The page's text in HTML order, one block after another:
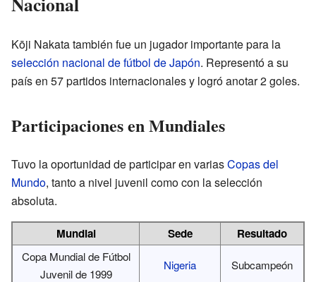
Kōji Nakata también fue un jugador importante para la
selección nacional de fútbol de Japón. Representó a su
país en 57 partidos internacionales y logró anotar 2 goles.
Participaciones en Mundiales
Tuvo la oportunidad de participar en variasCopas del
Mundo, tanto a nivel juvenil como con la selección
absoluta.
Mundial Sede Resultado
Copa Mundial de Fútbol
Juvenil de 1999
Nigeria Subcampeón